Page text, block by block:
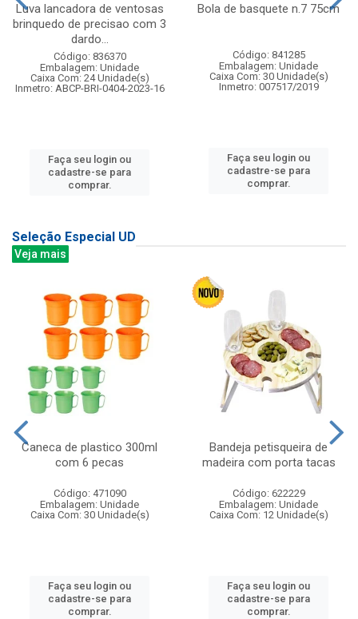
Luva lancadora de ventosas
brinquedo de precisao com 3
dardo...
Código: 836370
Embalagem: Unidade
Caixa Com: 24 Unidade(s)
Inmetro: ABCP-BRI-0404-2023-16
Faça seu login ou
cadastre-se para
comprar.
Bola de basquete n.7 75cm
Código: 841285
Embalagem: Unidade
Caixa Com: 30 Unidade(s)
Inmetro: 007517/2019
Faça seu login ou
cadastre-se para
comprar.
Seleção Especial UD
Veja mais
Caneca de plastico 300ml
com 6 pecas
Código: 471090
Embalagem: Unidade
Caixa Com: 30 Unidade(s)
Faça seu login ou
cadastre-se para
comprar.
Bandeja petisqueira de
madeira com porta tacas
Código: 622229
Embalagem: Unidade
Caixa Com: 12 Unidade(s)
Faça seu login ou
cadastre-se para
comprar.